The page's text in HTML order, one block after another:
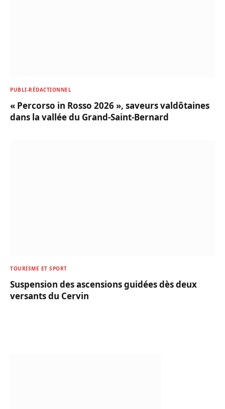
PUBLI-RÉDACTIONNEL
« Percorso in Rosso 2026 », saveurs valdôtaines
dans la vallée du Grand-Saint-Bernard
TOURISME ET SPORT
Suspension des ascensions guidées dès deux
versants du Cervin